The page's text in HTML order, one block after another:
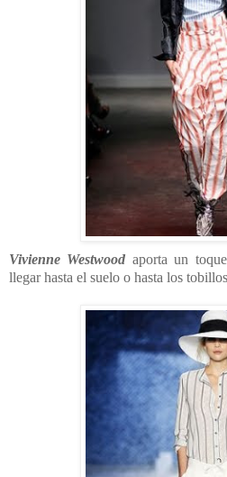
Vivienne Westwood aporta un
llegar hasta el suelo o hasta los